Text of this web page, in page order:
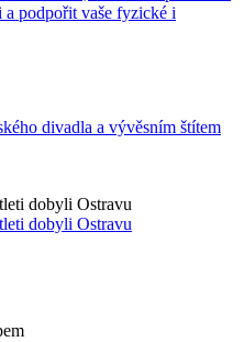
podpořit vaše fyzické i
divadla a vývěsním štítem
dobyli Ostravu
dobyli Ostravu